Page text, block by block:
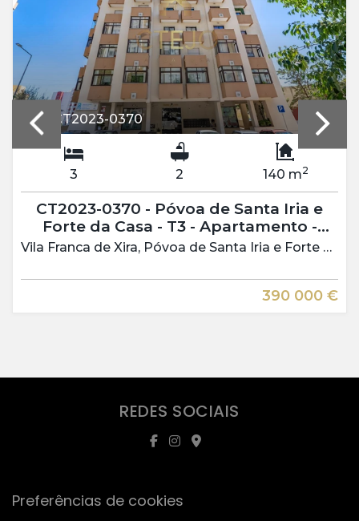
REF: CT2023-0370
3 2 140 m2
CT2023-0370 - Póvoa de Santa Iria e
Forte da Casa - T3 - Apartamento -
Venda - - Vila Franca de Xira - Lisboa Vila Franca de Xira, Póvoa de Santa Iria e Forte da Casa
390 000 €
REDES SOCIAIS
Preferências de cookies